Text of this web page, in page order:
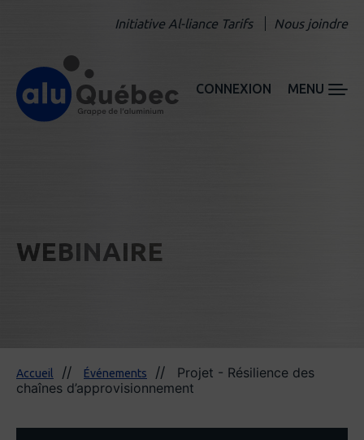
Initiative Al-liance Tarifs Nous joindre
CONNEXION MENU
WEBINAIRE
Accueil Événements
Projet - Résilience des
chaînes d’approvisionnement